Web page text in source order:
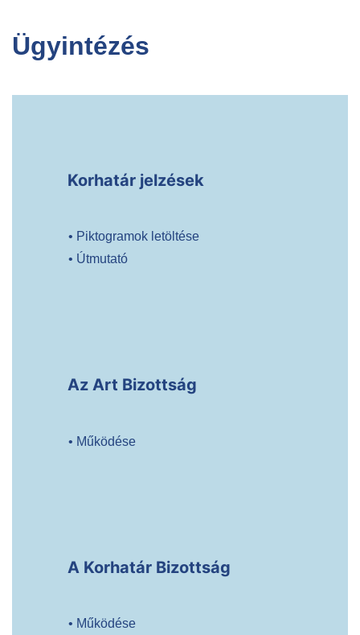
Ügyintézés
Korhatár jelzések
• Piktogramok letöltése
• Útmutató
Az Art Bizottság
• Működése
A Korhatár Bizottság
• Működése